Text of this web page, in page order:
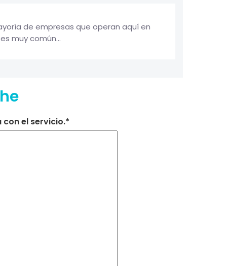
de empresas que operan aquí en
muy común...
el servicio.*